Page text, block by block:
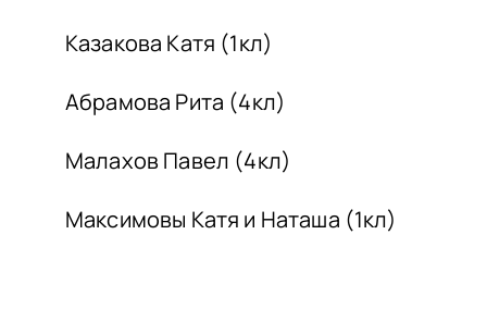
Казакова Катя (1кл)
Абрамова Рита (4кл)
Малахов Павел (4кл)
Максимовы Катя и Наташа (1кл)